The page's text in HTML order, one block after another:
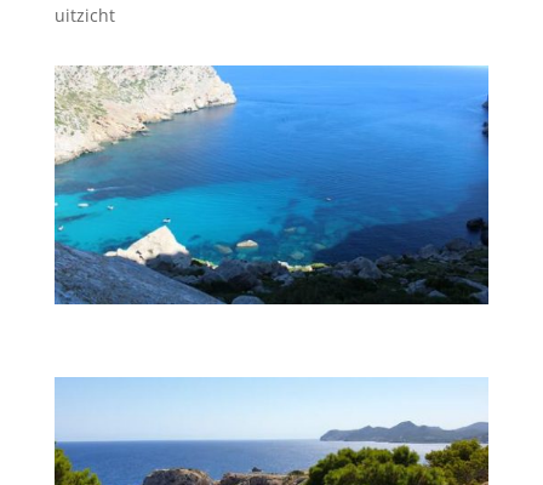
uitzicht